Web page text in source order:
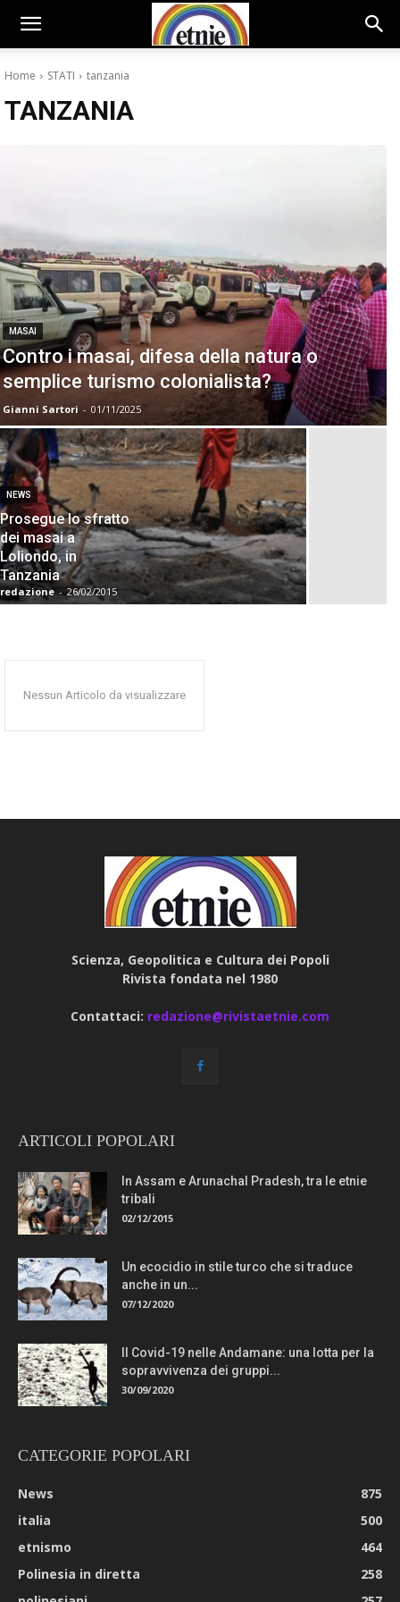
Home STATI tanzania
TANZANIA
MASAI
Contro i masai, difesa della natura o
semplice turismo colonialista?
Gianni Sartori - 01/11/2025
NEWS
Prosegue lo sfratto
dei masai a
Loliondo, in
Tanzania
redazione - 26/02/2015
Nessun Articolo da visualizzare
Scienza, Geopolitica e Cultura dei Popoli
Rivista fondata nel 1980
Contattaci: redazione@rivistaetnie.com
ARTICOLI POPOLARI
In Assam e Arunachal Pradesh, tra le etnie
tribali
02/12/2015
Un ecocidio in stile turco che si traduce
anche in un...
07/12/2020
Il Covid-19 nelle Andamane: una lotta per la
sopravvivenza dei gruppi...
30/09/2020
CATEGORIE POPOLARI
News
875
italia
500
etnismo
464
Polinesia in diretta
258